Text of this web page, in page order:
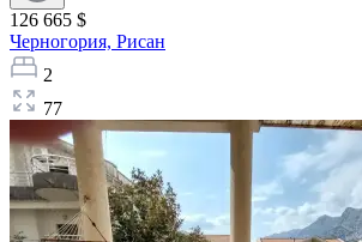
126 665 $
Черногория, Рисан
2
77